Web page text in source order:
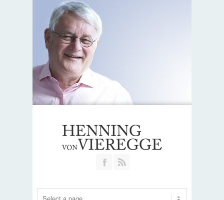
Join our Facebook Group